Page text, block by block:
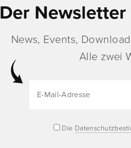
Der
News, Events,
Alle zwei
Die